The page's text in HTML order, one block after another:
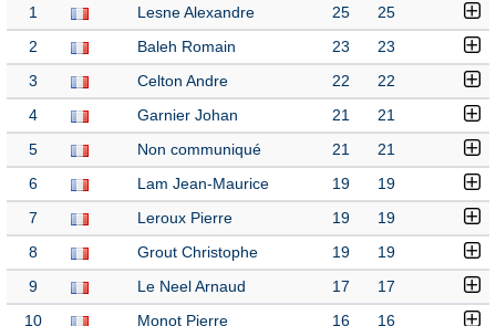
1 Lesne Alexandre 25 25
2 Baleh Romain 23 23
3 Celton Andre 22 22
4 Garnier Johan 21 21
5 Non communiqué 21 21
6 Lam Jean-Maurice 19 19
7 Leroux Pierre 19 19
8 Grout Christophe 19 19
9 Le Neel Arnaud 17 17
10 Monot Pierre 16 16